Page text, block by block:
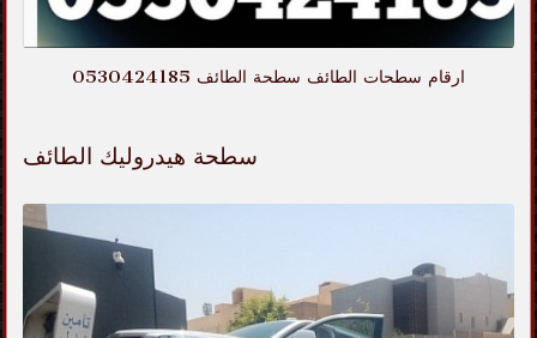
ارقام سطحات الطائف سطحة الطائف 0530424185
سطحة هيدروليك الطائف